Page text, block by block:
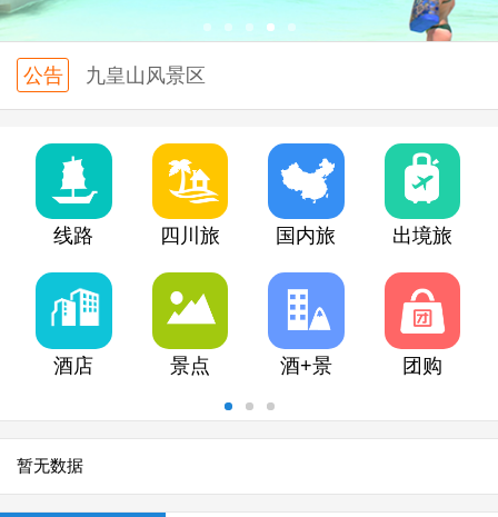
公告 九皇山风景区
线路
四川旅
游
国内旅
游
出境旅
游
酒店 景点 酒+景 团购
暂无数据